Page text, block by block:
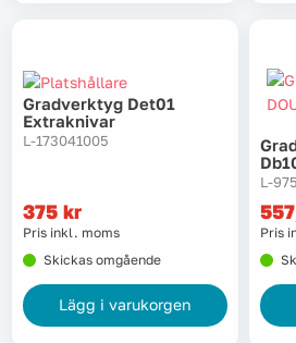
Gradverktyg Det01
Extraknivar
L-173041005
375 kr
Pris inkl. moms
Skickas omgående
Lägg i varukorgen
L-
Pris